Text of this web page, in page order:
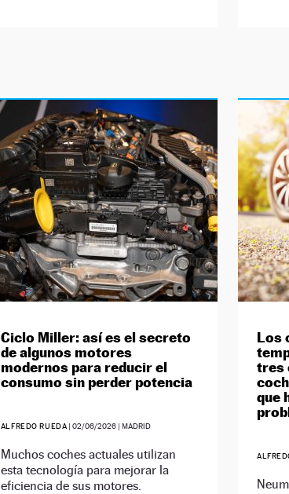
Ciclo Miller: así es el secreto
de algunos motores
modernos para reducir el
consumo sin perder potencia
ALFREDO RUEDA |02/06/2026 | MADRID
Muchos coches actuales utilizan
esta tecnología para mejorar la
eficiencia de sus motores.
Los
tres
que